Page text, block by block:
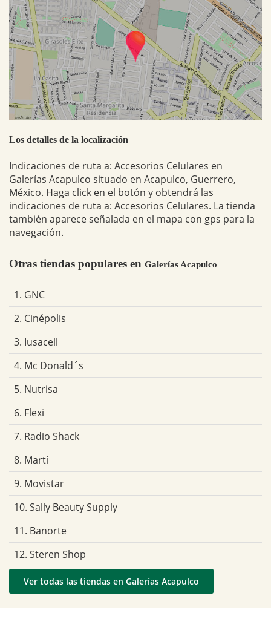
Los detalles de la localización
Indicaciones de ruta a: Accesorios Celulares en
Galerías Acapulco situado en Acapulco, Guerrero,
México. Haga click en el botón y obtendrá las
indicaciones de ruta a: Accesorios Celulares. La tienda
también aparece señalada en el mapa con gps para la
navegación.
Otras tiendas populares en Galerías Acapulco
1. GNC
2. Cinépolis
3. Iusacell
4. Mc Donald´s
5. Nutrisa
6. Flexi
7. Radio Shack
8. Martí
9. Movistar
10. Sally Beauty Supply
11. Banorte
12. Steren Shop
Ver todas las tiendas en Galerías Acapulco